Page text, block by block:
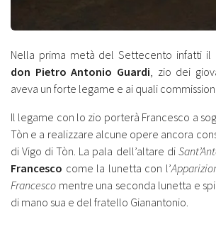
Nella prima metà del Settecento infatti il
don Pietro Antonio Guardi, zio dei
aveva un forte legame e ai quali
Il legame con lo zio porterà Francesco a
Tòn e a realizzare alcune opere ancora
di Vigo di Tòn. La pala dell’altare di
Francesco come la lunetta con l’
Francesco mentre una seconda lunetta e
di mano sua e del fratello Gianantonio.